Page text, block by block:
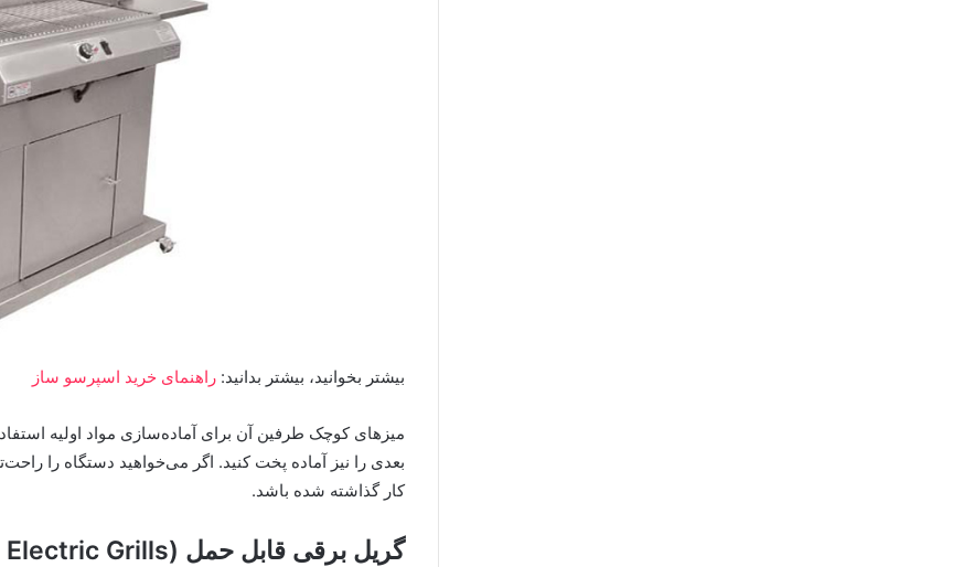
بیشتر بخوانید، بیشتر بدانید: راهنمای خرید اسپرسو ساز
میزهای کوچک طرفین آن برای آماده‌سازی مواد اولیه
بعدی را نیز آماده پخت کنید. اگر می‌خواهید دستگاه را
کار گذاشته شده باشد.
گریل برقی قابل حمل (Portable Electric Grills)